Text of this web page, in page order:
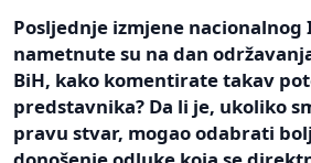
Posljednje izmjene nacionalnog
nametnute su na dan
BiH, kako komentirate takav
predstavnika? Da li je, ukoliko
pravu stvar, mogao odabrati